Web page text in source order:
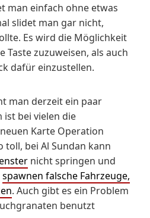
man einfach ohne etwas
slidet man gar nicht,
Es wird die Möglichkeit
Taste zuzuweisen, als auch
dafür einzustellen.
man derzeit ein paar
ist bei vielen die
Karte Operation
bei Al Sundan kann
nicht springen und
spawnen falsche Fahrzeuge,
. Auch gibt es ein Problem
benutzt